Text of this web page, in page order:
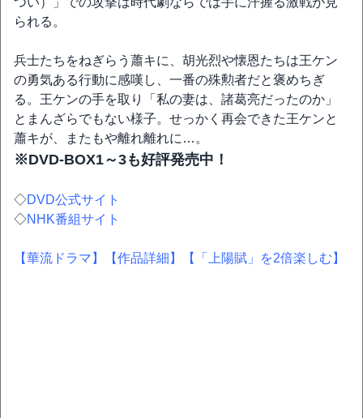
られる。
兵士たちをねぎらう蕭キに、胡光烈や懐恩たちは王ケン
の勇気ある行動に感嘆し、一番の殊勲者だと褒めちぎ
る。王ケンの手を取り「私の妻は、諸葛亮だったのか」
とまんざらでもない様子。せっかく再会できた王ケンと
蕭キが、またもや離れ離れに…。
※DVD-BOX1～3も好評発売中！
◇DVD公式サイト
◇NHK番組サイト
【華流ドラマ】 【作品詳細】 【「上陽賦」を2倍楽しむ】